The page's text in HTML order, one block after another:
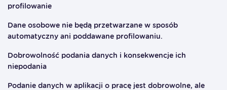
profilowanie
Dane osobowe nie będą przetwarzane w sposób
automatyczny ani poddawane profilowaniu.
Dobrowolność podania danych i konsekwencje ich
niepodania
Podanie danych w aplikacji o pracę jest dobrowolne, ale